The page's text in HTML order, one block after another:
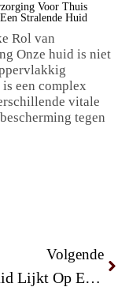
Voor Thuis
Stralende Huid
Rol van
Onze huid is niet
een complex
vitale
tegen
Volgende
Je Huid Lijkt Op Een Ecosysteem